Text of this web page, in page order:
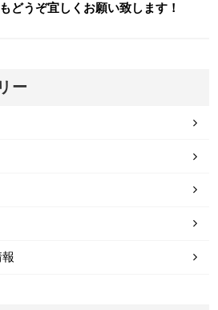
どうぞ宜しくお願い致します！
ー